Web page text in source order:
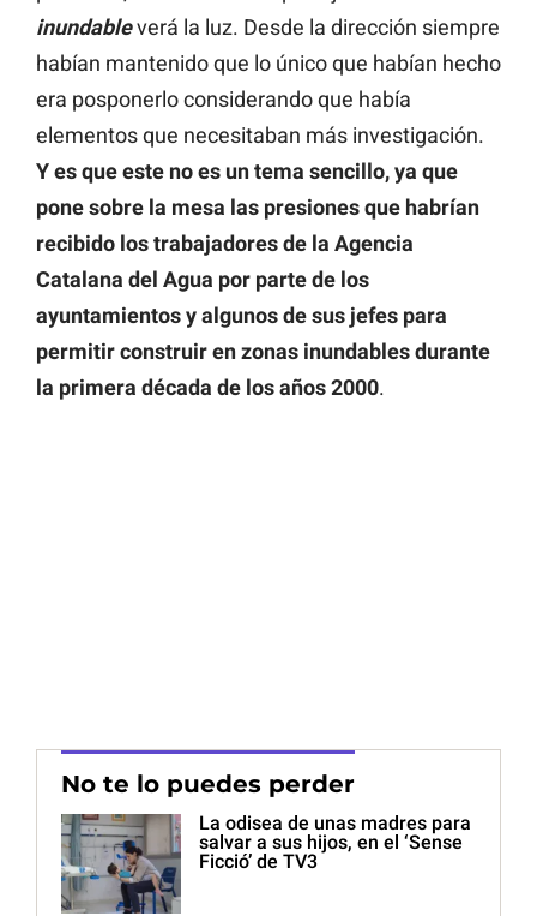
inundableverá la luz. Desde la dirección siempre
habían mantenido que lo único que habían hecho
era posponerlo considerando que había
elementos que necesitaban más investigación.
Y es que este no es un tema sencillo, ya que
pone sobre la mesa las presiones que habrían
recibido los trabajadores de la Agencia
Catalana del Agua por parte de los
ayuntamientos y algunos de sus jefes para
permitir construir en zonas inundables durante
la primera década de los años 2000.
No te lo puedes perder
La odisea de unas madres para
salvar a sus hijos, en el ‘Sense
Ficció’ de TV3